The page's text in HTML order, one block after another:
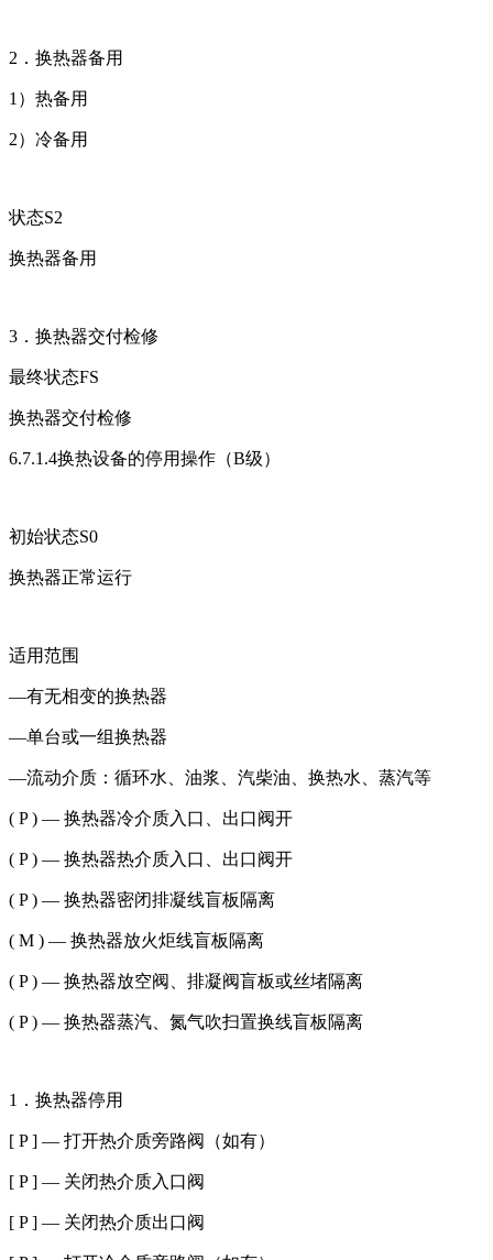
2．换热器备用
1）热备用
2）冷备用
状态S2
换热器备用
3．换热器交付检修
最终状态FS
换热器交付检修
6.7.1.4换热设备的停用操作（B级）
初始状态S0
换热器正常运行
适用范围
—有无相变的换热器
—单台或一组换热器
—流动介质：循环水、油浆、汽柴油、换热水、蒸汽等
( P ) — 换热器冷介质入口、出口阀开
( P ) — 换热器热介质入口、出口阀开
( P ) — 换热器密闭排凝线盲板隔离
( M ) — 换热器放火炬线盲板隔离
( P ) — 换热器放空阀、排凝阀盲板或丝堵隔离
( P ) — 换热器蒸汽、氮气吹扫置换线盲板隔离
1．换热器停用
[ P ] — 打开热介质旁路阀（如有）
[ P ] — 关闭热介质入口阀
[ P ] — 关闭热介质出口阀